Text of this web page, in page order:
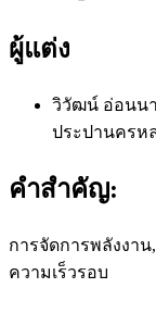
ผู้แต่ง
วิวัฒน์ อ่อนน
ประปานครห
คำสำคัญ:
การจัดการพลังงา
ความเร็วรอบ